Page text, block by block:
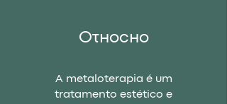
Относно
A metaloterapia é um
tratamento estético e